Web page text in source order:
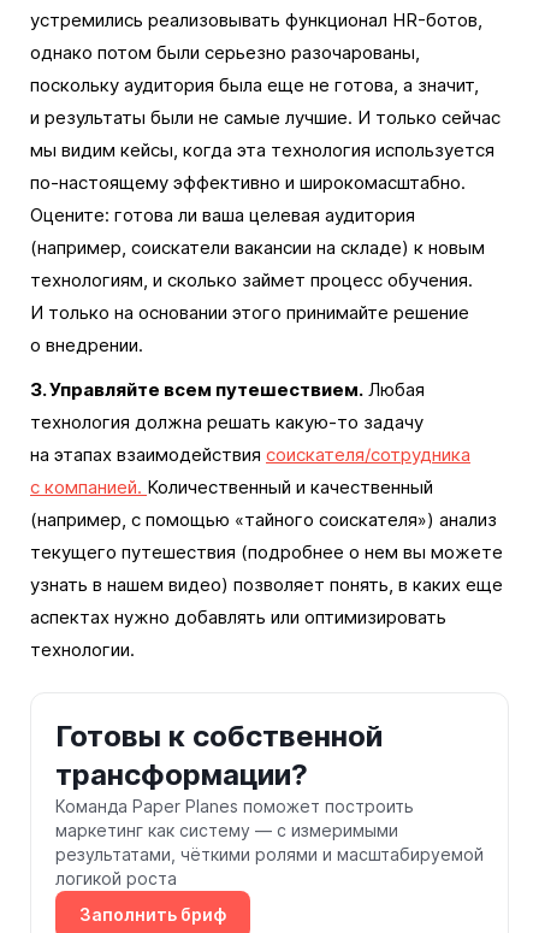
устремились реализовывать функционал HR-ботов,
однако потом были серьезно разочарованы,
поскольку аудитория была еще не готова, а значит,
и результаты были не самые лучшие. И только сейчас
мы видим кейсы, когда эта технология используется
по-настоящему эффективно и широкомасштабно.
Оцените: готова ли ваша целевая аудитория
(например, соискатели вакансии на складе) к новым
технологиям, и сколько займет процесс обучения.
И только на основании этого принимайте решение
о внедрении.
3. Управляйте всем путешествием. Любая
технология должна решать какую-то задачу
на этапах взаимодействия соискателя/сотрудника
с компанией. Количественный и качественный
(например, с помощью «тайного соискателя») анализ
текущего путешествия (подробнее о нем вы можете
узнать в нашем видео) позволяет понять, в каких еще
аспектах нужно добавлять или оптимизировать
технологии.
Готовы к собственной
трансформации?
Команда Paper Planes поможет построить
маркетинг как систему — с измеримыми
результатами, чёткими ролями и масштабируемой
логикой роста
Заполнить бриф